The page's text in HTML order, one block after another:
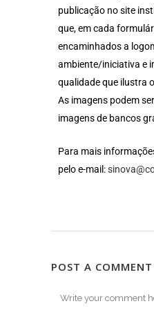
publicação no site
que, em cada
encaminhados a
ambiente/iniciativa e
qualidade que ilustra
As imagens podem
imagens de bancos
Para mais
pelo e-mail:
POST A COMMENT